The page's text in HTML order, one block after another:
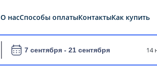
О насСпособы оплатыКонтактыКак купить
7 сентября - 21 сентября 14